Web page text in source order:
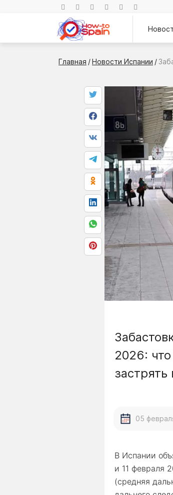
Главная /Новости Испании /
2026:
застрять
05
В Испании
и 11 февраля
(средняя